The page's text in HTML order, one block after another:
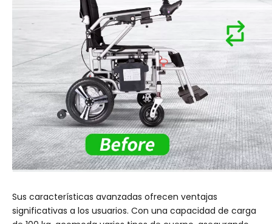
Sus características avanzadas ofrecen ventajas
significativas a los usuarios. Con una capacidad de carga